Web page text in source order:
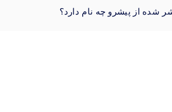
شده از پیشرو چه نام دارد؟